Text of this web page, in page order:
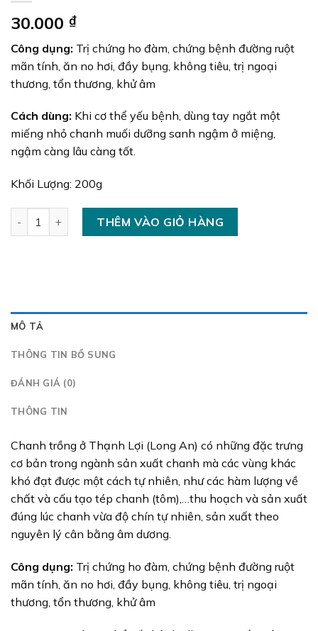
30.000 ₫
Công dụng: Trị chứng ho đàm, chứng bệnh đường ruột
mãn tính, ăn no hơi, đầy bụng, không tiêu, trị ngoại
thương, tổn thương, khử âm
Cách dùng: Khi cơ thể yếu bệnh, dùng tay ngắt một
miếng nhỏ chanh muối dưỡng sanh ngậm ở miệng,
ngậm càng lâu càng tốt.
Khối Lượng: 200g
Chanh Muối Dưỡng Sanh (có muối) số lượng
THÊM VÀO GIỎ HÀNG
MÔ TẢ
THÔNG TIN BỔ SUNG
ĐÁNH GIÁ (0)
THÔNG TIN
Chanh trồng ở Thạnh Lợi (Long An) có những đặc trưng
cơ bản trong ngành sản xuất chanh mà các vùng khác
khó đạt được một cách tự nhiên, như các hàm lượng về
chất và cấu tạo tép chanh (tôm),…thu hoạch và sản xuất
đúng lúc chanh vừa độ chín tự nhiên, sản xuất theo
nguyên lý cân bằng âm dương.
Công dụng: Trị chứng ho đàm, chứng bệnh đường ruột
mãn tính, ăn no hơi, đầy bụng, không tiêu, trị ngoại
thương, tổn thương, khử âm